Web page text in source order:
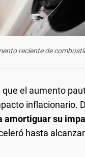
reciente de
el aumento
inflacionario.
su
hasta